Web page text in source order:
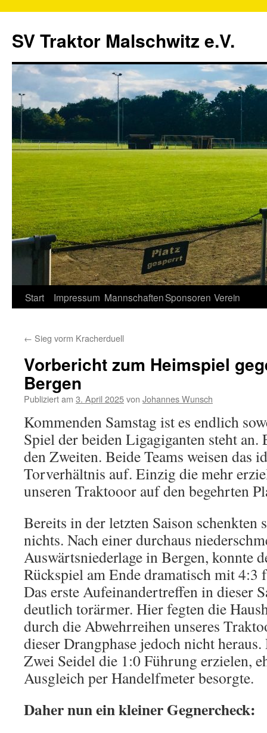
SV Traktor Malschwitz e.V.
Springe
Inhalt
Start Impressum MannschaftenSponsoren Verein
← Sieg vorm Kracherduell
Vorbericht zum Heimspiel
Bergen
Publiziert am 3. April 2025von Johannes Wunsch
Kommenden Samstag ist es endlich
Spiel der beiden Ligagiganten steht
den Zweiten. Beide Teams weisen das
Torverhältnis auf. Einzig die mehr
unseren Traktooor auf den begehrten
Bereits in der letzten Saison schenkten
nichts. Nach einer durchaus
Auswärtsniederlage in Bergen, konnte
Rückspiel am Ende dramatisch mit 4:3
Das erste Aufeinandertreffen in dieser
deutlich torärmer. Hier fegten die
durch die Abwehrreihen unseres
dieser Drangphase jedoch nicht
Zwei Seidel die 1:0 Führung erzielen,
Ausgleich per Handelfmeter besorgte.
Daher nun ein kleiner Gegnercheck: